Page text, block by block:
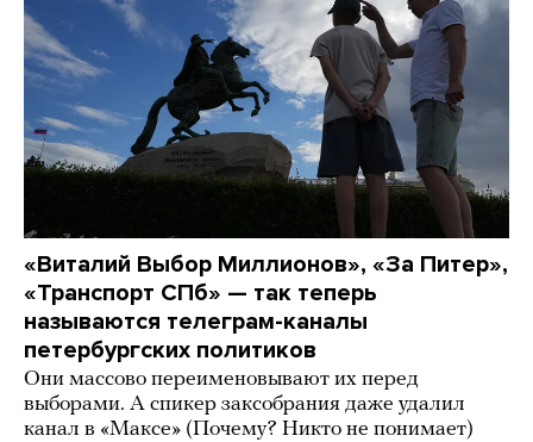
«Виталий Выбор Миллионов», «За Питер»,
«Транспорт СПб» — так теперь
называются телеграм-каналы
петербургских политиков
Они массово переименовывают их перед
выборами. А спикер заксобрания даже удалил
канал в «Максе» (Почему? Никто не понимает)